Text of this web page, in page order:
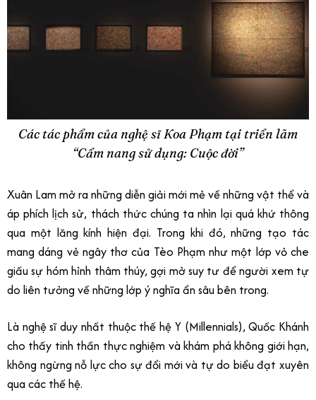
Các tác phẩm của nghệ sĩ Koa Phạm tại triển lãm
“Cẩm nang sử dụng: Cuộc đời”
Xuân Lam mở ra những diễn giải mới mẻ về những vật thể và
áp phích lịch sử, thách thức chúng ta nhìn lại quá khứ thông
qua một lăng kính hiện đại. Trong khi đó, những tạo tác
mang dáng vẻ ngây thơ của Tèo Phạm như một lớp vỏ che
giấu sự hóm hỉnh thâm thúy, gợi mở suy tư để người xem tự
do liên tưởng về những lớp ý nghĩa ẩn sâu bên trong.
Là nghệ sĩ duy nhất thuộc thế hệ Y (Millennials), Quốc Khánh
cho thấy tinh thần thực nghiệm và khám phá không giới hạn,
không ngừng nỗ lực cho sự đổi mới và tự do biểu đạt xuyên
qua các thế hệ.